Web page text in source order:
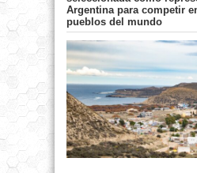
Argentina para competir
pueblos del mundo